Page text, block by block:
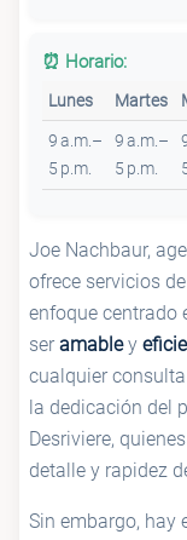
⏰ Horario:
Lunes Martes
9 a.m.–
5 p.m.
9 a.m.–
5 p.m.
Joe Nachbaur,
ofrece servicios de
enfoque centrado
ser amabley
cualquier
la dedicación del
Desriviere,
detalle y rapidez
Sin embargo, hay